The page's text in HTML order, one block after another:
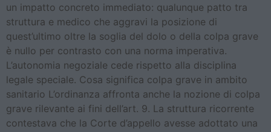
un impatto concreto immediato: qualunque patto tra
struttura e medico che aggravi la posizione di
quest’ultimo oltre la soglia del dolo o della colpa grave
è nullo per contrasto con una norma imperativa.
L’autonomia negoziale cede rispetto alla disciplina
legale speciale. Cosa significa colpa grave in ambito
sanitario L’ordinanza affronta anche la nozione di colpa
grave rilevante ai fini dell’art. 9. La struttura ricorrente
contestava che la Corte d’appello avesse adottato una